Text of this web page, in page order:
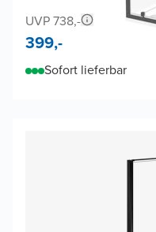
UVP 738,-
399,-
Sofort lieferbar